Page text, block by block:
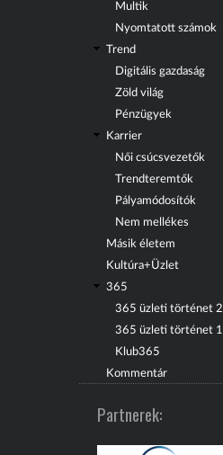
Multik
Nyomtatott számok
Trend
Digitális gazdaság
Zöld világ
Pénzügyek
Karrier
Női csúcsvezetők
Trendteremtők
Pályamódosítók
Nem mellékes
Másik életem
Kultúra+Üzlet
365
365 üzleti történet 2
365 üzleti történet 1
Klub365
Kommentár
Partnerek: